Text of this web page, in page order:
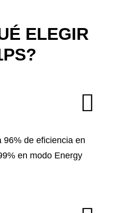
ELEGIR
96% de eficiencia en
en modo Energy